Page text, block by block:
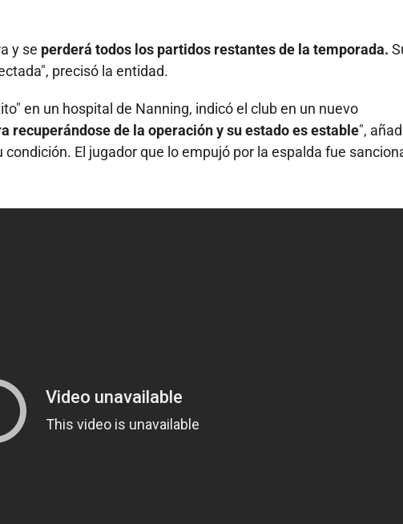
y se perderá todos los partidos restantes de la temporada.
precisó la entidad.
en un hospital de Nanning, indicó el club en un nuevo
recuperándose de la operación y su estado es estable",
El jugador que lo empujó por la espalda fue